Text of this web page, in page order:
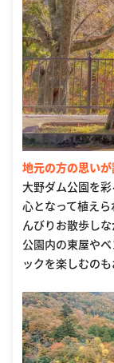
地元の方の思い
大野ダム公園を
心となって植えら
んびりお散歩し
公園内の東屋や
ックを楽しむの